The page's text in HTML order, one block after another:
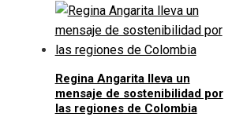
Regina Angarita lleva un
mensaje de sostenibilidad por
las regiones de Colombia